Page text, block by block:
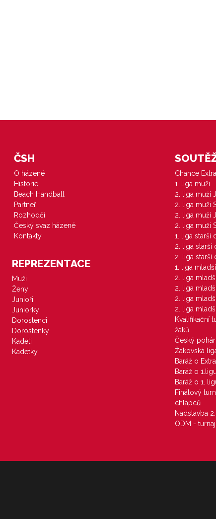
ČSH
O házené
Historie
Beach Handball
Partneři
Rozhodčí
Český svaz házené
Kontakty
REPREZENTACE
Muži
Ženy
Junioři
Juniorky
Dorostenci
Dorostenky
Kadeti
Kadetky
Chance
1. liga muži
2. liga muži
2. liga muži
2. liga muži
2. liga muži
1. liga starší
2. liga starší
2. liga starší
1. liga
2. liga
2. liga
2. liga
2. liga
Kvalifikační
žáků
Český
Žákovská
Baráž o
Baráž o
Baráž o 1.
Finálový
chlapců
Nadstavba
ODM -